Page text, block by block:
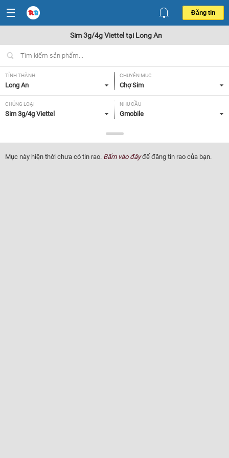
Đăng tin
Sim 3g/4g Viettel tại Long An
TỈNH THÀNH
Long An
CHUYÊN MỤC
Chợ Sim
CHỦNG LOẠI
Sim 3g/4g Viettel
NHU CẦU
Gmobile
Tất cả
Mục này hiện thời chưa có tin rao. Bấm vào đâyđể đăng tin rao của bạn.